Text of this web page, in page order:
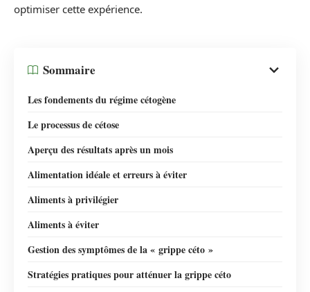
optimiser cette expérience.
Sommaire
Les fondements du régime cétogène
Le processus de cétose
Aperçu des résultats après un mois
Alimentation idéale et erreurs à éviter
Aliments à privilégier
Aliments à éviter
Gestion des symptômes de la « grippe céto »
Stratégies pratiques pour atténuer la grippe céto